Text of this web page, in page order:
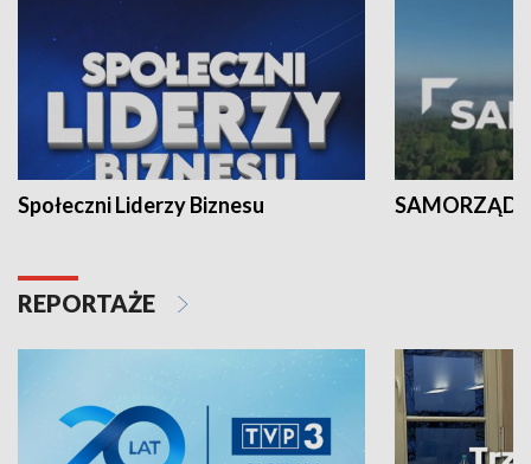
Społeczni Liderzy Biznesu SAMORZĄD
REPORTAŻE